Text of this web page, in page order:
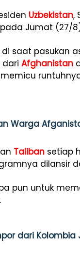
Uzbekistan,
pada Jumat (27/
saat pasukan
dari Afghanistan
Warga
Taliban setiap
dilansir
pun untuk
dari Kolombia